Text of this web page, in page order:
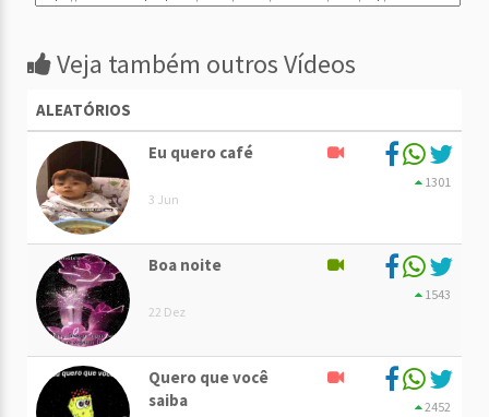
Veja também outros Vídeos
ALEATÓRIOS
Eu quero café
3 Jun
1301
Boa noite
22 Dez
1543
Quero que você
saiba
2452